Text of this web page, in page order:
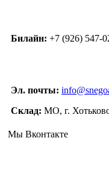
Билайн: +7 (926) 547-
Эл. почты:
Склад: МО, г.
Мы Вконтакте